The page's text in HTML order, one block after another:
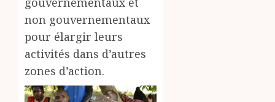
non gouvernementaux
pour élargir leurs
activités dans d’autres
zones d’action.